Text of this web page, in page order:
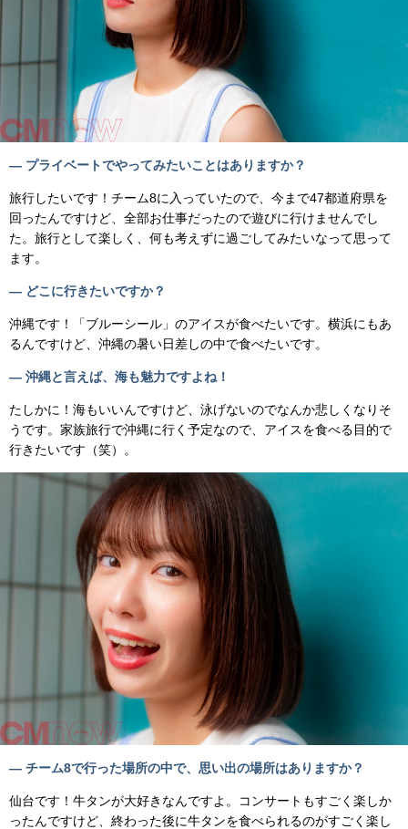
— プライベートでやってみたいことはありますか？
旅行したいです！チーム8に入っていたので、今まで47都道府県を
回ったんですけど、全部お仕事だったので遊びに行けませんでし
た。旅行として楽しく、何も考えずに過ごしてみたいなって思って
ます。
— どこに行きたいですか？
沖縄です！「ブルーシール」のアイスが食べたいです。横浜にもあ
るんですけど、沖縄の暑い日差しの中で食べたいです。
— 沖縄と言えば、海も魅力ですよね！
たしかに！海もいいんですけど、泳げないのでなんか悲しくなりそ
うです。家族旅行で沖縄に行く予定なので、アイスを食べる目的で
行きたいです（笑）。
— チーム8で行った場所の中で、思い出の場所はありますか？
仙台です！牛タンが大好きなんですよ。コンサートもすごく楽しか
ったんですけど、終わった後に牛タンを食べられるのがすごく楽し